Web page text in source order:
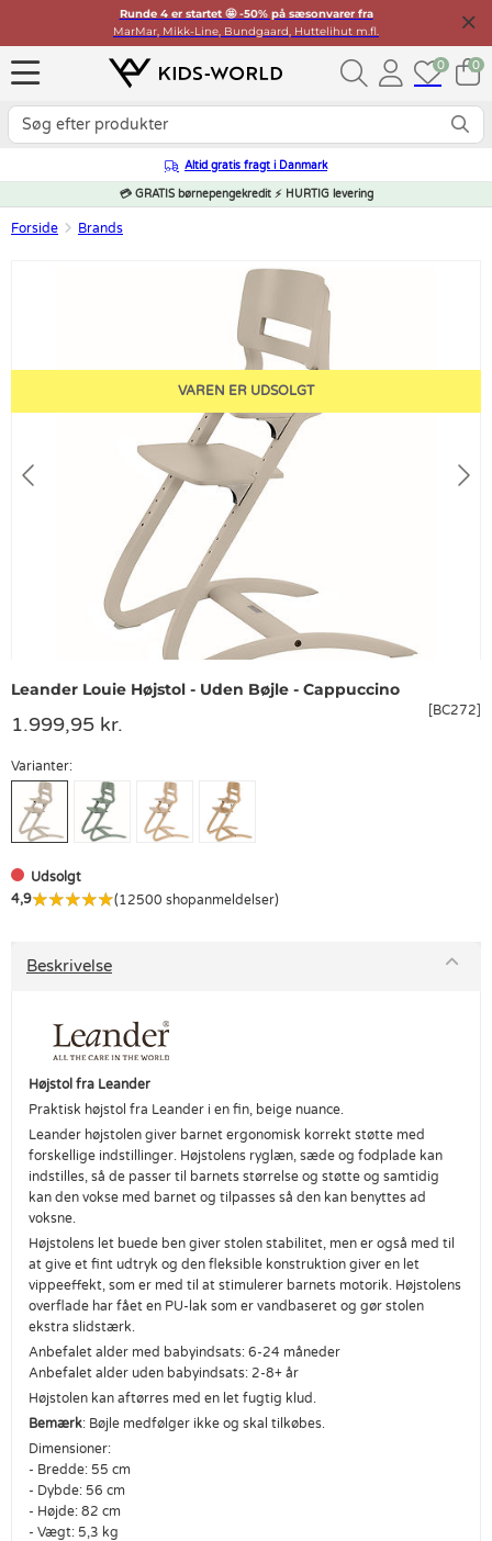
Runde 4 er startet 🤩 -50% på sæsonvarer fra
MarMar, Mikk-Line, Bundgaard, Huttelihut m.fl.
0 0
Altid gratis fragt i Danmark
💳 GRATIS børnepengekredit ⚡ HURTIG levering
Forside Brands
VAREN ER UDSOLGT
Leander Louie Højstol - Uden Bøjle - Cappuccino
[BC272]
1.999,95 kr.
Varianter:
Udsolgt
4,9
(12500 shopanmeldelser)
Beskrivelse
Højstol fra Leander
Praktisk højstol fra Leander i en fin, beige nuance.
Leander højstolen giver barnet ergonomisk korrekt støtte med
forskellige indstillinger. Højstolens ryglæn, sæde og fodplade kan
indstilles, så de passer til barnets størrelse og støtte og samtidig
kan den vokse med barnet og tilpasses så den kan benyttes ad
voksne.
Højstolens let buede ben giver stolen stabilitet, men er også med til
at give et fint udtryk og den fleksible konstruktion giver en let
vippeeffekt, som er med til at stimulerer barnets motorik. Højstolens
overflade har fået en PU-lak som er vandbaseret og gør stolen
ekstra slidstærk.
Anbefalet alder med babyindsats: 6-24 måneder
Anbefalet alder uden babyindsats: 2-8+ år
Højstolen kan aftørres med en let fugtig klud.
Bemærk: Bøjle medfølger ikke og skal tilkøbes.
Dimensioner:
- Bredde: 55 cm
- Dybde: 56 cm
- Højde: 82 cm
- Vægt: 5,3 kg